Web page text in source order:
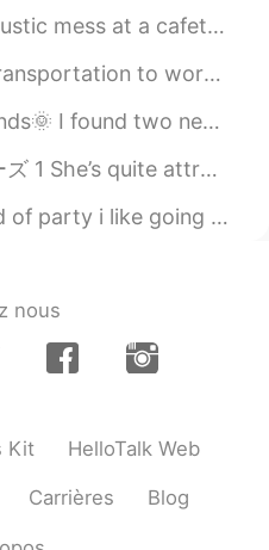
I still don't know what I ate?? What do you ...
New Jersey Public Train Transit. I take th...
at the grocery store today👌🏻 I can't wa...
リス: 彼女はまあまあ素敵かな Quite - アメリカでは「とても」だけど、イ...
ティーはこんな感じ así suenan las fiestas que me en...
nous
Kit HelloTalk Web
Carrières Blog